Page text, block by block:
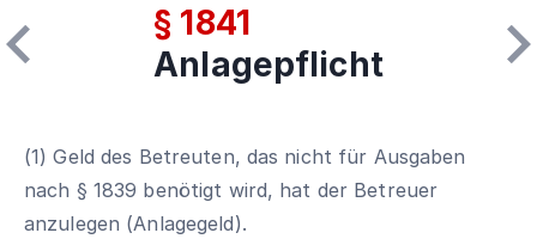
§ 1841
Anlagepflicht
(1) Geld des Betreuten, das nicht für Ausgaben
nach § 1839 benötigt wird, hat der Betreuer
anzulegen (Anlagegeld).